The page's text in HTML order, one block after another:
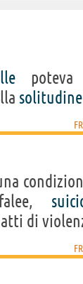
solitudine
di